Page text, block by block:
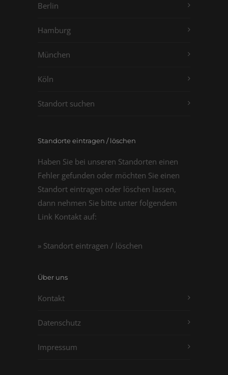
Berlin
Hamburg
München
Köln
Standort suchen
Standorte eintragen / löschen
Haben Sie bei unseren Standorten einen
Fehler gefunden oder möchten Sie einen
Standort eintragen oder löschen lassen,
dann nehmen Sie bitte unter folgendem
Link Kontakt auf:
» Standort eintragen / löschen
Über uns
Kontakt
Datenschutz
Impressum